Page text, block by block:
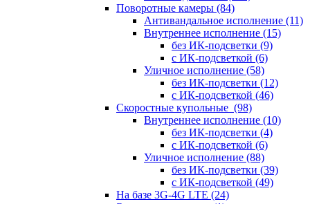
Поворотные камеры (84)
Антивандальное исполнение (11)
Внутреннее исполнение (15)
без ИК-подсветки (9)
с ИК-подсветкой (6)
Уличное исполнение (58)
без ИК-подсветки (12)
с ИК-подсветкой (46)
Скоростные купольные (98)
Внутреннее исполнение (10)
без ИК-подсветки (4)
с ИК-подсветкой (6)
Уличное исполнение (88)
без ИК-подсветки (39)
с ИК-подсветкой (49)
На базе 3G-4G LTE (24)